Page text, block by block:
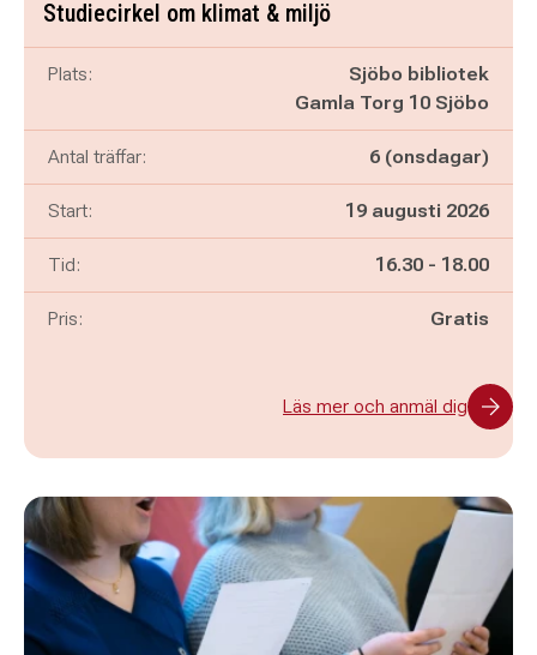
Studiecirkel om klimat & miljö
Plats:
Sjöbo bibliotek
Gamla Torg 10 Sjöbo
Antal träffar: 6 (onsdagar)
Start: 19 augusti 2026
Tid: Pågår mellan
16.30 - och
18.00
Pris: Gratis
Läs mer och anmäl dig